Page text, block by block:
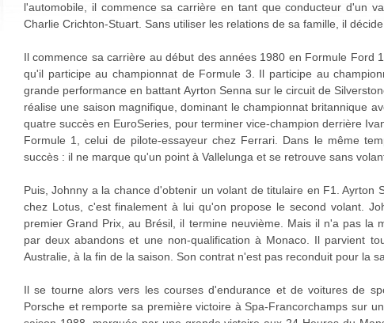
l'automobile, il commence sa carrière en tant que conducteur d'un
Charlie Crichton-Stuart. Sans utiliser les relations de sa famille, il
Il commence sa carrière au début des années 1980 en Formule
qu'il participe au championnat de Formule 3. Il participe au
grande performance en battant Ayrton Senna sur le circuit de
réalise une saison magnifique, dominant le championnat britannique
quatre succès en EuroSeries, pour terminer vice-champion derrière
Formule 1, celui de pilote-essayeur chez Ferrari. Dans le même
succès : il ne marque qu'un point à Vallelunga et se retrouve sans
Puis, Johnny a la chance d'obtenir un volant de titulaire en F1.
chez Lotus, c'est finalement à lui qu'on propose le second volant.
premier Grand Prix, au Brésil, il termine neuvième. Mais il n'a pas la
par deux abandons et une non-qualification à Monaco. Il parvient
Australie, à la fin de la saison. Son contrat n'est pas reconduit pour la
Il se tourne alors vers les courses d'endurance et de voitures de
Porsche et remporte sa première victoire à Spa-Francorchamps sur